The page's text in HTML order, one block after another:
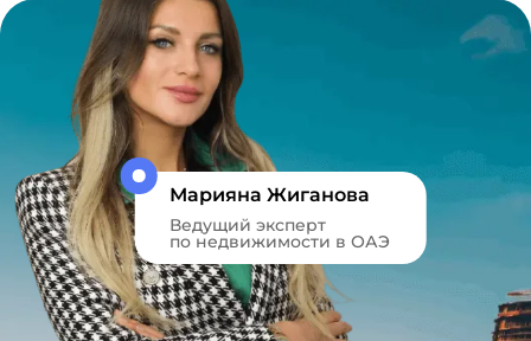
Марияна Жиганова
Ведущий эксперт
по недвижимости в ОАЭ